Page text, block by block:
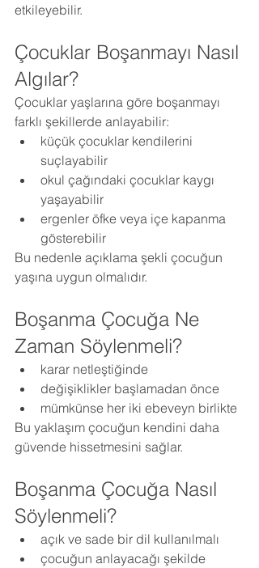
etkileyebilir.
Çocuklar Boşanmayı Nasıl
Algılar?
Çocuklar yaşlarına göre boşanmayı
farklı şekillerde anlayabilir:
küçük çocuklar kendilerini
suçlayabilir
okul çağındaki çocuklar kaygı
yaşayabilir
ergenler öfke veya içe kapanma
gösterebilir
Bu nedenle açıklama şekli çocuğun
yaşına uygun olmalıdır.
Boşanma Çocuğa Ne
Zaman Söylenmeli?
karar netleştiğinde
değişiklikler başlamadan önce
mümkünse her iki ebeveyn birlikte
Bu yaklaşım çocuğun kendini daha
güvende hissetmesini sağlar.
Boşanma Çocuğa Nasıl
Söylenmeli?
açık ve sade bir dil kullanılmalı
çocuğun anlayacağı şekilde